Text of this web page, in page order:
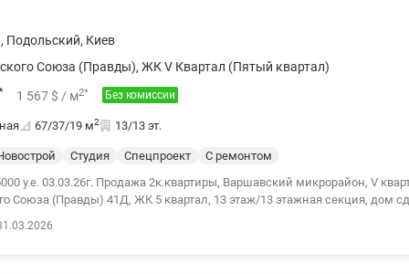
развязка по всем направлениям, до метро Левобережная или
, Подольский, Киев
Союза (Правды), ЖК V Квартал (Пятый квартал)
1 567 $ / м2* Без комиссии
67/37/19 м2 13/13 эт.
Студия Спецпроект
С ремонтом
03.03.26г. Продажа 2к.квартиры, Варшавский микрорайон, V квартал, проспект
Союза (Правды) 41Д, ЖК 5 квартал, 13 этаж/13 этажная секция, дом